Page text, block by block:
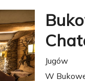
Jugów
W